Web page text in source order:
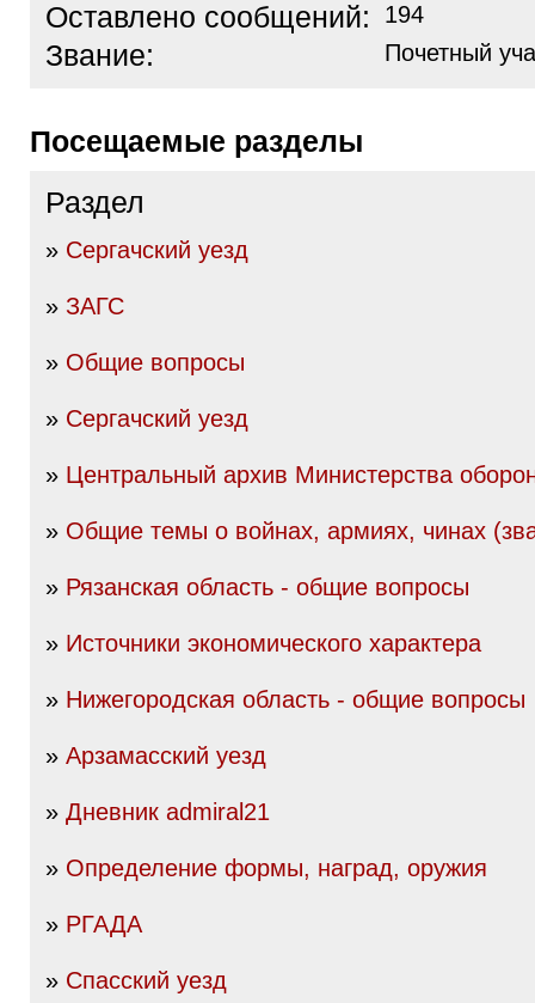
Оставлено сообщений: 194
Звание: Почетный
Посещаемые разделы
Раздел
» Сергачский уезд
» ЗАГС
» Общие вопросы
» Сергачский уезд
» Центральный архив Министерства
» Общие темы о войнах, армиях, чинах
» Рязанская область - общие вопросы
» Источники экономического характера
» Нижегородская область - общие вопросы
» Арзамасский уезд
» Дневник admiral21
» Определение формы, наград, оружия
» РГАДА
» Спасский уезд